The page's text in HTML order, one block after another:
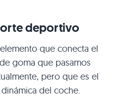
deportivo
que conecta el
goma que pasamos
pero que es el
del coche.